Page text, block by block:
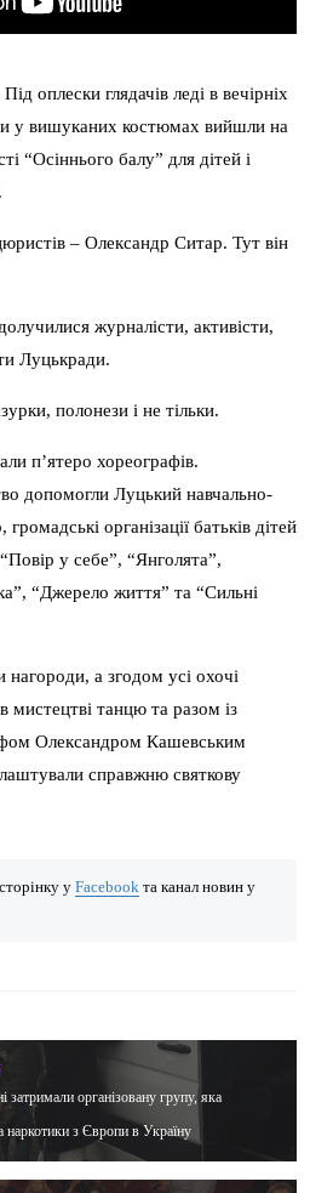
оплески глядачів леді в вечірніх
у вишуканих костюмах вийшли на
“Осіннього балу” для дітей і
– Олександр Ситар. Тут він
журналісти, активісти,
Луцькради.
полонези і не тільки.
п’ятеро хореографів.
допомогли Луцький навчально-
організації батьків дітей
у себе”, “Янголята”,
“Джерело життя” та “Сильні
а згодом усі охочі
мистецтві танцю та разом із
Олександром Кашевським
справжню святкову
у Facebook та канал новин у
затримали організовану групу, яка
наркотики з Європи в Україну